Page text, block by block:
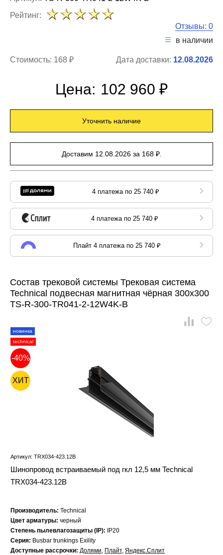
Рейтинг:
Отзывы: 0
в наличии
Стоимость: 168 ₽ Дата доставки: 12.08.2026
Цена: 102 960 ₽
Уточнить наличие
Доставим 12.08.2026 за 168 ₽.
4 платежа по 25 740 ₽
4 платежа по 25 740 ₽
Плайт 4 платежа по 25 740 ₽
Состав трековой системы Трековая система
Technical подвесная магнитная чёрная 300x300
TS-R-300-TR041-2-12W4K-B
новинка
technical
-40%
ХИТ
Артикул: TRX034-423.12B
Шинопровод встраиваемый под гкл 12,5 мм Technical
TRX034-423.12B
Производитель: Technical
Цвет арматуры: черный
Степень пылевлагозащиты (IP):
IP20
Серия: Busbar trunkings Exility
Доступные рассрочки: Долями, Плайт, Яндекс.Сплит